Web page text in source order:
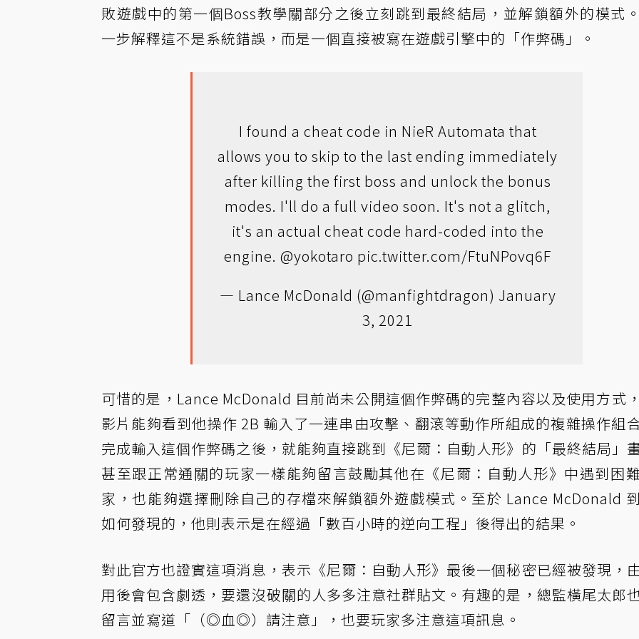
敗遊戲中的第一個Boss教學關部分之後立刻跳到最終結局，並解鎖額外的模式
一步解釋這不是系統錯誤，而是一個直接被寫在遊戲引擎中的「作弊碼」。
I found a cheat code in NieR Automata that
allows you to skip to the last ending immediately
after killing the first boss and unlock the bonus
modes. I'll do a full video soon. It's not a glitch,
it's an actual cheat code hard-coded into the
engine. @yokotaro pic.twitter.com/FtuNPovq6F
— Lance McDonald (@manfightdragon) January
3, 2021
可惜的是，Lance McDonald 目前尚未公開這個作弊碼的完整內容以及使用方式
影片能夠看到他操作 2B 輸入了一連串由攻擊、翻滾等動作所組成的複雜操作組
完成輸入這個作弊碼之後，就能夠直接跳到《尼爾：自動人形》的「最終結局」
甚至跟正常通關的玩家一樣能夠留言鼓勵其他在《尼爾：自動人形》中遇到困
家，也能夠選擇刪除自己的存檔來解鎖額外遊戲模式。至於 Lance McDonald
如何發現的，他則表示是在經過「數百小時的逆向工程」後得出的結果。
對此官方也證實這項消息，表示《尼爾：自動人形》最後一個秘密已經被發現，
用後會包含劇透，要還沒破關的人多多注意社群貼文。有趣的是，總監橫尾太郎
留言並寫道「（◎血◎）請注意」，也要玩家多注意這項訊息。